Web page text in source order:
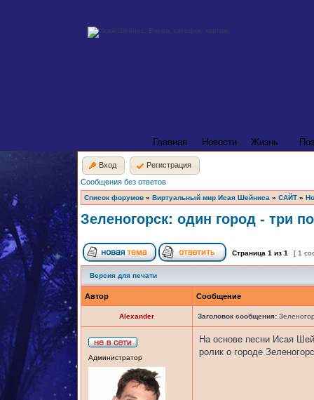
Главная Новости Жизнь
Вход
Регистрация
Сообщения без ответов
Список форумов » Виртуальный мир Исая Шейниса » САЙТ »
Зеленогорск: один город - три
Страница 1 из 1 [ 1
Версия для печати
Автор Сообщение
Alexander Заголовок сообщения:
Администратор
На основе песни Исая
ролик о городе